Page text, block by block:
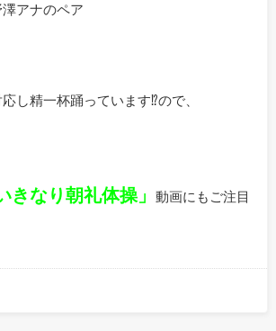
澤アナのペア
し精一杯踊っています⁉ので、
きなり朝礼体操」
動画にもご注目